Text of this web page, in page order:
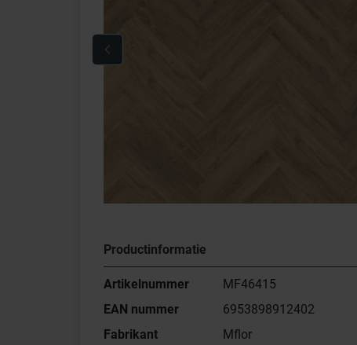
Productinformatie
Artikelnummer
MF46415
EAN nummer
6953898912402
Fabrikant
Mflor